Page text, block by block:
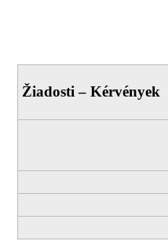
Žiadosti – Kérvények